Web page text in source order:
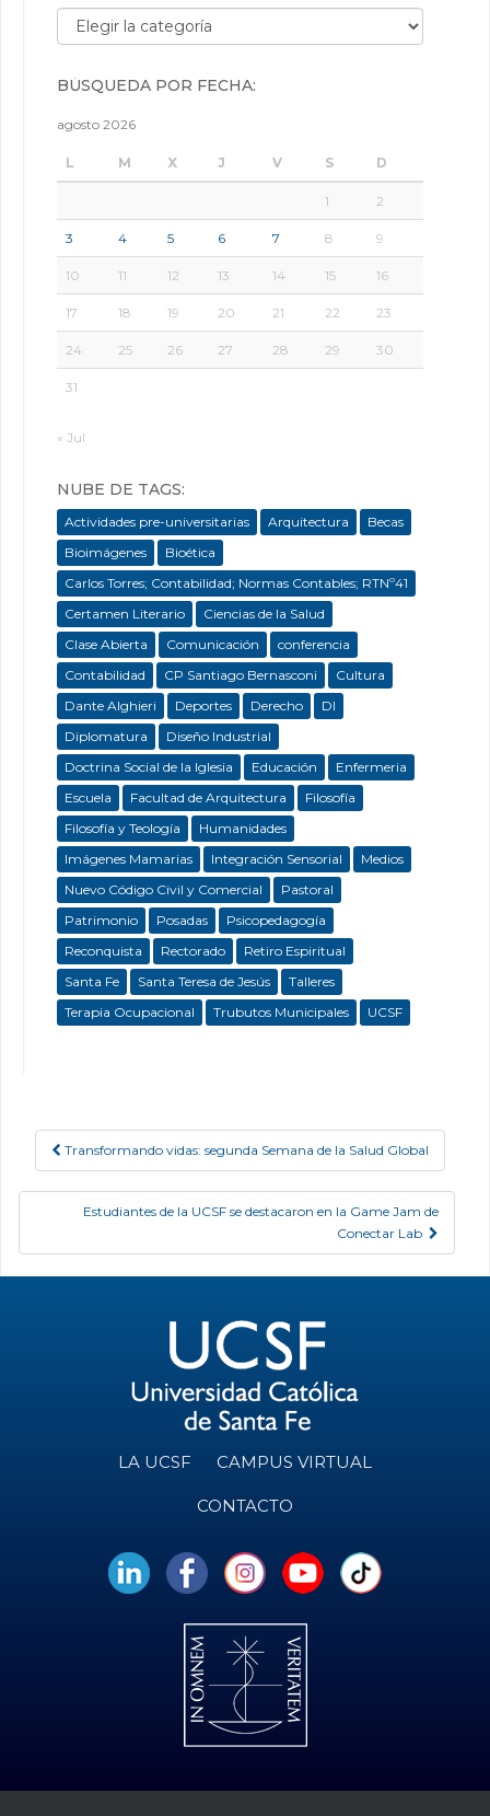
Búsqueda por categorías:
BÚSQUEDA POR FECHA:
agosto 2026
L M X J V S D
1 2
3 4 5 6 7 8 9
10 11 12 13 14 15 16
17 18 19 20 21 22 23
24 25 26 27 28 29 30
31
« Jul
NUBE DE TAGS:
Actividades pre-universitarias Arquitectura
Becas
Bioimágenes
Bioética
Carlos Torres; Contabilidad; Normas Contables; RTNº41
Certamen Literario
Ciencias de la Salud
Clase Abierta
Comunicación
conferencia
Contabilidad
CP Santiago Bernasconi
Cultura
Dante Alghieri
Deportes Derecho
DI
Diplomatura
Diseño Industrial
Doctrina Social de la Iglesia
Educación
Enfermeria
Escuela
Facultad de Arquitectura
Filosofía
Filosofía y Teología
Humanidades
Imágenes Mamarias
Integración Sensorial
Medios
Nuevo Código Civil y Comercial
Pastoral
Patrimonio
Posadas
Psicopedagogía
Reconquista
Rectorado
Retiro Espiritual
Santa Fe
Santa Teresa de Jesús
Talleres
Terapia Ocupacional
Trubutos Municipales UCSF
Post navigation
Transformando vidas: segunda Semana de la Salud Global
Estudiantes de la UCSF se destacaron en la Game Jam de
Conectar Lab
LA UCSF CAMPUS VIRTUAL
CONTACTO